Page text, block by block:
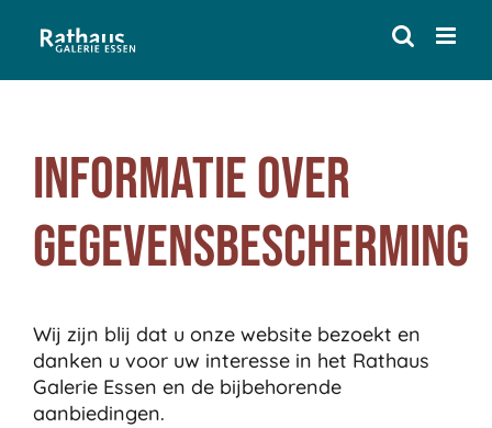
Informatie over
gegevensbescherming
Wij zijn blij dat u onze website bezoekt en
danken u voor uw interesse in het Rathaus
Galerie Essen en de bijbehorende
aanbiedingen.